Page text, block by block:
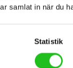
samlat in när du
Statistik
växling för